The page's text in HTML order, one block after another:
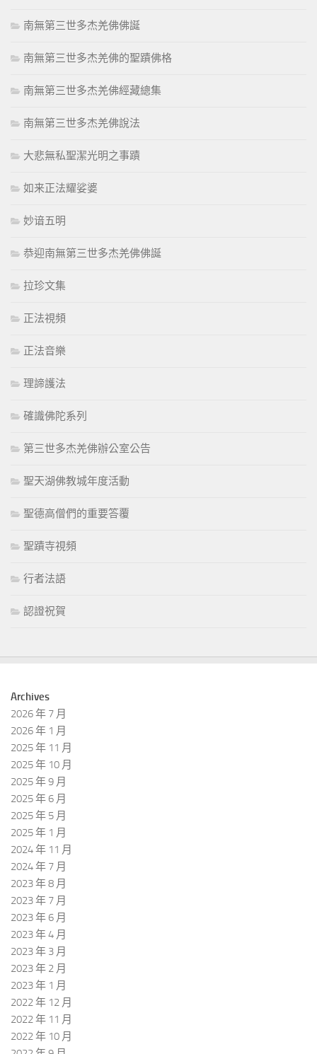
南無第三世多杰羌佛佛誕
南無第三世多杰羌佛的聖蹟佛格
南無第三世多杰羌佛經藏總集
南無第三世多杰羌佛說法
大悲無私聖潔光明之事蹟
如来正法耀娑婆
妙谙五明
恭迎南無第三世多杰羌佛佛誕
拉珍文集
正法視頻
正法音樂
理諦護法
確識佛陀系列
第三世多杰羌佛辦公室公告
聖天湖佛教城年度活動
聖德高僧們的重要答覆
聖蹟寺視頻
行者法語
認證祝賀
Archives
2026 年 7 月
2026 年 1 月
2025 年 11 月
2025 年 10 月
2025 年 9 月
2025 年 6 月
2025 年 5 月
2025 年 1 月
2024 年 11 月
2024 年 7 月
2023 年 8 月
2023 年 7 月
2023 年 6 月
2023 年 4 月
2023 年 3 月
2023 年 2 月
2023 年 1 月
2022 年 12 月
2022 年 11 月
2022 年 10 月